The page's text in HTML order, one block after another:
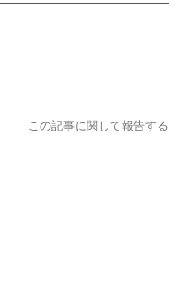
この記事に関して報告する